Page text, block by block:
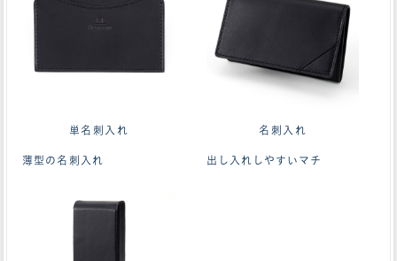
単名刺入れ
薄型の名刺入れ
名刺入れ
出し入れしやすいマチ